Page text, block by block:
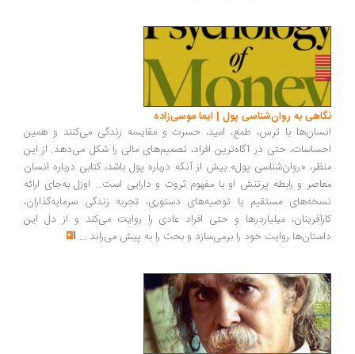
نگاهی به روان‌شناسی پول | ایما موسی‌زاده
انسان‌ها با ترس، طمع، امید، حسرت و مقایسه زندگی می‌کنند و همین
احساسات، حتی در آگاه‌ترین افراد، تصمیم‌های مالی را شکل می‌دهد. از این
منظر، «روان‌شناسی پول» بیش از آنکه درباره پول باشد، کتابی درباره انسان
معاصر و رابطه پرتنش او با مفهوم ثروت و دارایی است... اوزل به‌جای ارائه
نسخه‌های مستقیم یا توصیه‌های دستوری، تجربه زندگی سرمایه‌گذاران،
کارآفرینان، میلیاردرها و حتی افراد عادی را روایت می‌کند و از دل این
داستان‌ها روایت خود را برمی‌سازد و بحث را به پیش می‌راند ...